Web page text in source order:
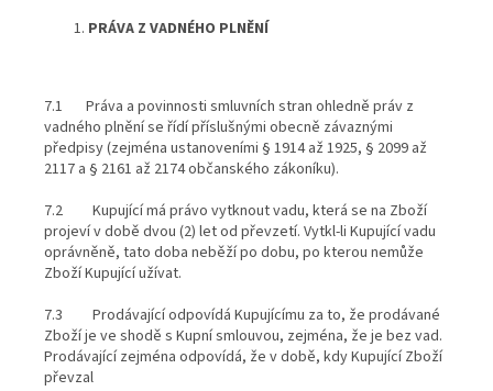
PRÁVA Z VADNÉHO PLNĚNÍ
7.1 Práva a povinnosti smluvních stran ohledně práv z
vadného plnění se řídí příslušnými obecně závaznými
předpisy (zejména ustanoveními § 1914 až 1925, § 2099 až
2117 a § 2161 až 2174 občanského zákoníku).
7.2 Kupující má právo vytknout vadu, která se na Zboží
projeví v době dvou (2) let od převzetí. Vytkl-li Kupující vadu
oprávněně, tato doba neběží po dobu, po kterou nemůže
Zboží Kupující užívat.
7.3 Prodávající odpovídá Kupujícímu za to, že prodávané
Zboží je ve shodě s Kupní smlouvou, zejména, že je bez vad.
Prodávající zejména odpovídá, že v době, kdy Kupující Zboží
převzal